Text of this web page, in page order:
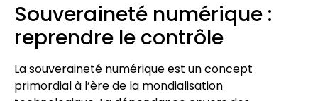
Souveraineté numérique :
reprendre le contrôle
La souveraineté numérique est un concept
primordial à l’ère de la mondialisation